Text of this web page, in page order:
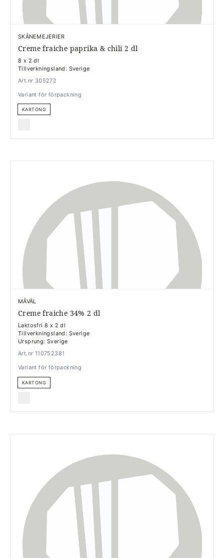
SKÅNEMEJERIER
Creme fraiche paprika & chili 2 dl
8 x 2 dl
Tillverkningsland: Sverige
Art.nr 305272
Variant för förpackning
KARTONG
MÅVÄL
Creme fraiche 34% 2 dl
Laktosfri 8 x 2 dl
Tillverkningsland: Sverige
Ursprung: Sverige
Art.nr 110752381
Variant för förpackning
KARTONG